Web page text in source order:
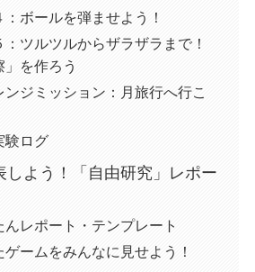
：ボールを弾ませよう！
：ツルツルからザラザラまで！
」を作ろう
ンジミッション：月旅行へ行こ
験ログ
しよう！「自由研究」レポー
んレポート・テンプレート
ゲームをみんなに見せよう！